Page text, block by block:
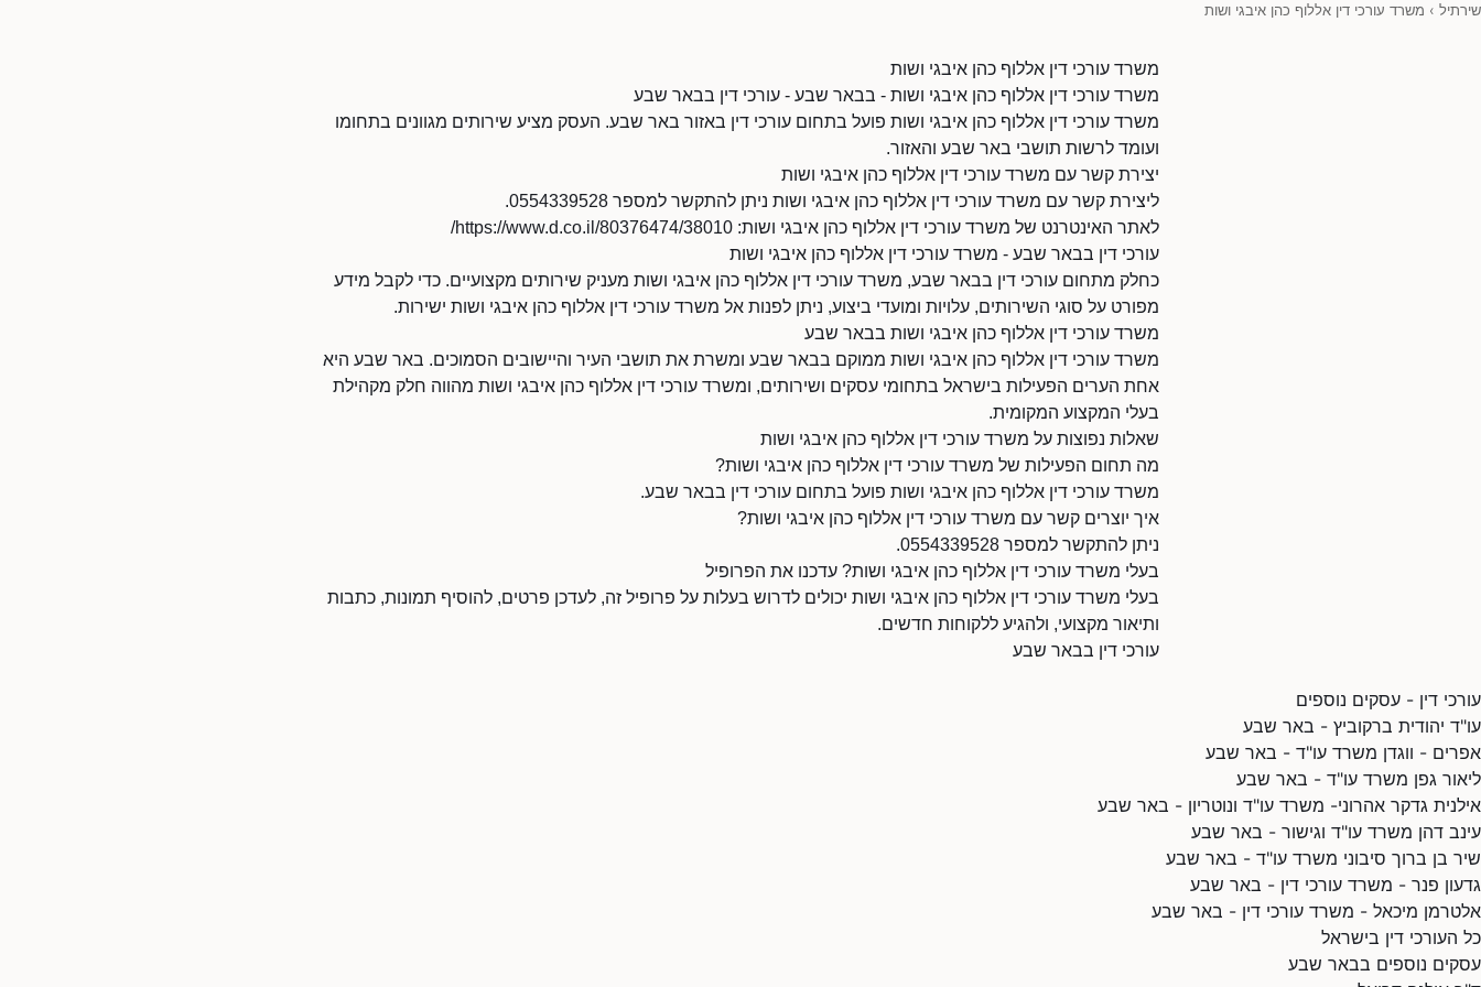
שירתיל › משרד עורכי דין אללוף כהן איבגי ושות
משרד עורכי דין אללוף כהן איבגי ושות
משרד עורכי דין אללוף כהן איבגי ושות - בבאר שבע - עורכי דין בבאר שבע
משרד עורכי דין אללוף כהן איבגי ושות פועל בתחום עורכי דין באזור באר שבע. העסק מציע שירותים מגוונים בתחומו
ועומד לרשות תושבי באר שבע והאזור.
יצירת קשר עם משרד עורכי דין אללוף כהן איבגי ושות
ליצירת קשר עם משרד עורכי דין אללוף כהן איבגי ושות ניתן להתקשר למספר 0554339528.
לאתר האינטרנט של משרד עורכי דין אללוף כהן איבגי ושות: https://www.d.co.il/80376474/38010/
עורכי דין בבאר שבע - משרד עורכי דין אללוף כהן איבגי ושות
כחלק מתחום עורכי דין בבאר שבע, משרד עורכי דין אללוף כהן איבגי ושות מעניק שירותים מקצועיים. כדי לקבל מידע
מפורט על סוגי השירותים, עלויות ומועדי ביצוע, ניתן לפנות אל משרד עורכי דין אללוף כהן איבגי ושות ישירות.
משרד עורכי דין אללוף כהן איבגי ושות בבאר שבע
משרד עורכי דין אללוף כהן איבגי ושות ממוקם בבאר שבע ומשרת את תושבי העיר והיישובים הסמוכים. באר שבע היא
אחת הערים הפעילות בישראל בתחומי עסקים ושירותים, ומשרד עורכי דין אללוף כהן איבגי ושות מהווה חלק מקהילת
בעלי המקצוע המקומית.
שאלות נפוצות על משרד עורכי דין אללוף כהן איבגי ושות
מה תחום הפעילות של משרד עורכי דין אללוף כהן איבגי ושות?
משרד עורכי דין אללוף כהן איבגי ושות פועל בתחום עורכי דין בבאר שבע.
איך יוצרים קשר עם משרד עורכי דין אללוף כהן איבגי ושות?
ניתן להתקשר למספר 0554339528.
בעלי משרד עורכי דין אללוף כהן איבגי ושות? עדכנו את הפרופיל
בעלי משרד עורכי דין אללוף כהן איבגי ושות יכולים לדרוש בעלות על פרופיל זה, לעדכן פרטים, להוסיף תמונות, כתבות
ותיאור מקצועי, ולהגיע ללקוחות חדשים.
עורכי דין בבאר שבע
עורכי דין - עסקים נוספים
עו"ד יהודית ברקוביץ - באר שבע
אפרים - ווגדן משרד עו"ד - באר שבע
ליאור גפן משרד עו"ד - באר שבע
אילנית גדקר אהרוני- משרד עו"ד ונוטריון - באר שבע
עינב דהן משרד עו"ד וגישור - באר שבע
שיר בן ברוך סיבוני משרד עו"ד - באר שבע
גדעון פנר - משרד עורכי דין - באר שבע
אלטרמן מיכאל - משרד עורכי דין - באר שבע
כל העורכי דין בישראל
עסקים נוספים בבאר שבע